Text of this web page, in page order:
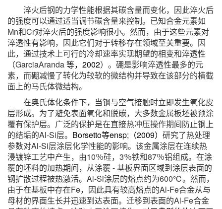
淬火后钢的力学性能根据其碳含量而变化，因此淬火后
的强度可以通过适当调节碳含量来控制。已知合金元素如
Mn和Cr对淬火后的强度影响很小。然而，由于这些元素对
淬透性有影响，因此它们对于转移存在领域至关重要。因
此，通过技术上可行的冷却速率实现期望的相变和淬透性
（GarciaAranda等，2002）。硼是影响淬透性最多的元
素，而硼减慢了转化为较软的微结构并导致在该部分的横截
面上的马氏体微结构。
在奥氏体化条件下，当钢与空气接触时立即发生氧化皮
层形成。为了避免表面氧化和脱碳，大多数金属板坯被预涂
覆有保护层。广泛的保护是在直接热冲压操作期间防止钢上
的结垢的Al-Si层。 Borsetto等ensp;（2009） 研究了热处理
参数对Al-Si层涂层化学性能的影响。该金属涂层在连续热
浸镀锌工艺中产生，由10％硅，3％铁和87％铝组成。在涂
覆的坯料的加热期间，从涂覆 - 基板界面区域到涂层表面的
钢扩散过程被热激活。Al-Si涂层的熔点约为600℃。然而，
由于在基板中存在Fe，因此具有较高熔点的Al-Fe合金从与
母材的界面生长并迅速到达表面。迁移到表面的Al-Fe合金